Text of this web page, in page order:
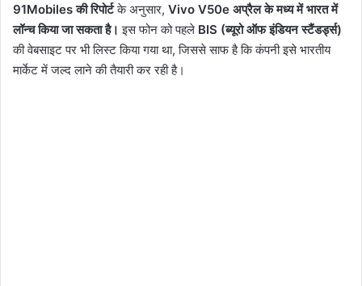
91Mobiles की रिपोर्टके अनुसार, Vivo V50e अप्रैल के मध्य में भारत में
लॉन्च किया जा सकता है। इस फोन को पहले BIS (ब्यूरो ऑफ इंडियन स्टैंडर्ड्स)
की वेबसाइट पर भी लिस्ट किया गया था, जिससे साफ है कि कंपनी इसे भारतीय
मार्केट में जल्द लाने की तैयारी कर रही है।